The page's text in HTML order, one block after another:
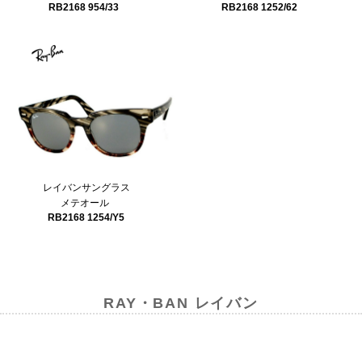
RB2168 954/33
RB2168 1252/62
レイバンサングラス
メテオール
RB2168 1254/Y5
RAY・BAN レイバン